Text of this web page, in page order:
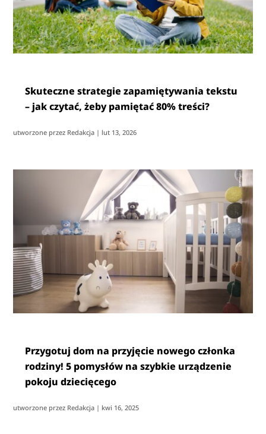
Skuteczne strategie zapamiętywania tekstu
– jak czytać, żeby pamiętać 80% treści?
utworzone przez Redakcja | lut 13, 2026
Przygotuj dom na przyjęcie nowego członka
rodziny! 5 pomysłów na szybkie urządzenie
pokoju dziecięcego
utworzone przez Redakcja | kwi 16, 2025